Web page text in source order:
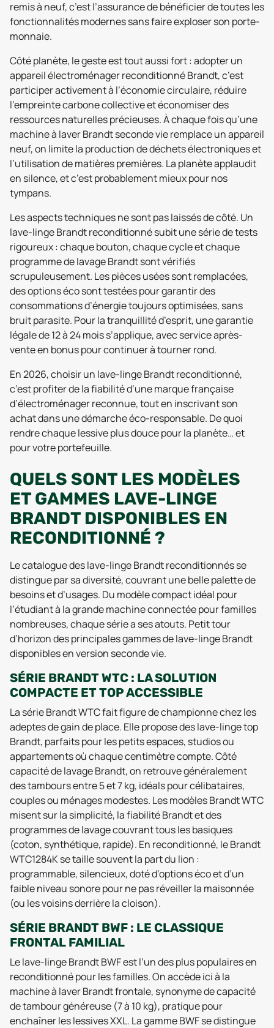
remis à neuf, c’est l’assurance de bénéficier de toutes les
fonctionnalités modernes sans faire exploser son porte-
monnaie.
Côté planète, le geste est tout aussi fort : adopter un
appareil électroménager reconditionné Brandt, c’est
participer activement à l’économie circulaire, réduire
l’empreinte carbone collective et économiser des
ressources naturelles précieuses. À chaque fois qu’une
machine à laver Brandt seconde vie remplace un appareil
neuf, on limite la production de déchets électroniques et
l’utilisation de matières premières. La planète applaudit
en silence, et c’est probablement mieux pour nos
tympans.
Les aspects techniques ne sont pas laissés de côté. Un
lave-linge Brandt reconditionné subit une série de tests
rigoureux : chaque bouton, chaque cycle et chaque
programme de lavage Brandt sont vérifiés
scrupuleusement. Les pièces usées sont remplacées,
des options éco sont testées pour garantir des
consommations d’énergie toujours optimisées, sans
bruit parasite. Pour la tranquillité d’esprit, une garantie
légale de 12 à 24 mois s’applique, avec service après-
vente en bonus pour continuer à tourner rond.
En 2026, choisir un lave-linge Brandt reconditionné,
c’est profiter de la fiabilité d’une marque française
d’électroménager reconnue, tout en inscrivant son
achat dans une démarche éco-responsable. De quoi
rendre chaque lessive plus douce pour la planète… et
pour votre portefeuille.
QUELS SONT LES MODÈLES
ET GAMMES LAVE-LINGE
BRANDT DISPONIBLES EN
RECONDITIONNÉ ?
Le catalogue des lave-linge Brandt reconditionnés se
distingue par sa diversité, couvrant une belle palette de
besoins et d’usages. Du modèle compact idéal pour
l’étudiant à la grande machine connectée pour familles
nombreuses, chaque série a ses atouts. Petit tour
d’horizon des principales gammes de lave-linge Brandt
disponibles en version seconde vie.
SÉRIE BRANDT WTC : LA SOLUTION
COMPACTE ET TOP ACCESSIBLE
La série Brandt WTC fait figure de championne chez les
adeptes de gain de place. Elle propose des lave-linge top
Brandt, parfaits pour les petits espaces, studios ou
appartements où chaque centimètre compte. Côté
capacité de lavage Brandt, on retrouve généralement
des tambours entre 5 et 7 kg, idéals pour célibataires,
couples ou ménages modestes. Les modèles Brandt WTC
misent sur la simplicité, la fiabilité Brandt et des
programmes de lavage couvrant tous les basiques
(coton, synthétique, rapide). En reconditionné, le Brandt
WTC1284K se taille souvent la part du lion :
programmable, silencieux, doté d’options éco et d’un
faible niveau sonore pour ne pas réveiller la maisonnée
(ou les voisins derrière la cloison).
SÉRIE BRANDT BWF : LE CLASSIQUE
FRONTAL FAMILIAL
Le lave-linge Brandt BWF est l’un des plus populaires en
reconditionné pour les familles. On accède ici à la
machine à laver Brandt frontale, synonyme de capacité
de tambour généreuse (7 à 10 kg), pratique pour
enchaîner les lessives XXL. La gamme BWF se distingue